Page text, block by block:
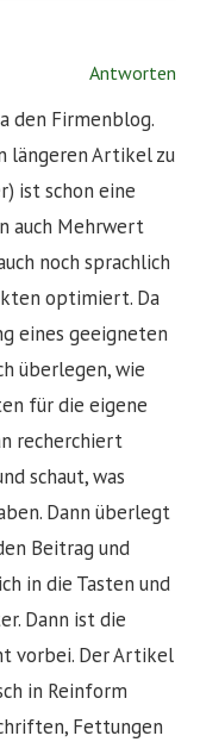
Antworten
den Firmenblog.
längeren Artikel zu
ist schon eine
auch Mehrwert
noch sprachlich
optimiert. Da
eines geeigneten
überlegen, wie
für die eigene
recherchiert
schaut, was
Dann überlegt
Beitrag und
in die Tasten und
Dann ist die
vorbei. Der Artikel
in Reinform
Fettungen